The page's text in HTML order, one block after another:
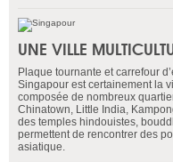
UNE VILLE
Plaque tournante et carrefour
Singapour est certainement la
composée de nombreux
Chinatown, Little India,
des temples hindouistes,
permettent de rencontrer des
asiatique.